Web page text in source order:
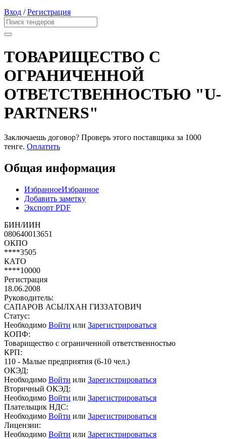
Вход /Регистрация
ТОВАРИЩЕСТВО С
ОГРАНИЧЕННОЙ
ОТВЕТСТВЕННОСТЬЮ "U-
PARTNERS"
Заключаешь договор? Проверь этого поставщика за 1000
тенге. Оплатить
Общая информация
ИзбранноеИзбранное
Добавить заметку
Экспорт PDF
БИН/ИИН
080640013651
ОКПО
****3505
КАТО
****10000
Регистрация
18.06.2008
Руководитель:
САПАРОВ АСЫЛХАН ГИЗЗАТОВИЧ
Статус:
Необходимо Войти или Зарегистрироваться
КОПФ:
Товарищество с ограниченной ответственностью
КРП:
110 - Малые предприятия (6-10 чел.)
ОКЭД:
Необходимо Войти или Зарегистрироваться
Вторичный ОКЭД:
Необходимо Войти или Зарегистрироваться
Плательщик НДС:
Необходимо Войти или Зарегистрироваться
Лицензии:
Необходимо Войти или Зарегистрироваться